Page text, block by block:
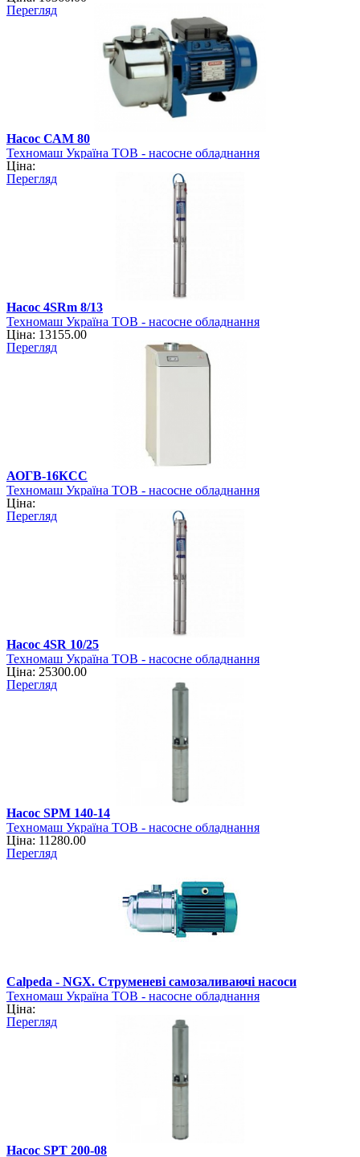
Перегляд
Насос САМ 80
Техномаш Україна ТОВ - насосне обладнання
Ціна:
Перегляд
Насос 4SRm 8/13
Техномаш Україна ТОВ - насосне обладнання
Ціна: 13155.00
Перегляд
АОГВ-16КСC
Техномаш Україна ТОВ - насосне обладнання
Ціна:
Перегляд
Насос 4SR 10/25
Техномаш Україна ТОВ - насосне обладнання
Ціна: 25300.00
Перегляд
Насос SPM 140-14
Техномаш Україна ТОВ - насосне обладнання
Ціна: 11280.00
Перегляд
Calpeda - NGX. Струменеві самозаливаючі насоси
Техномаш Україна ТОВ - насосне обладнання
Ціна:
Перегляд
Насос SPT 200-08